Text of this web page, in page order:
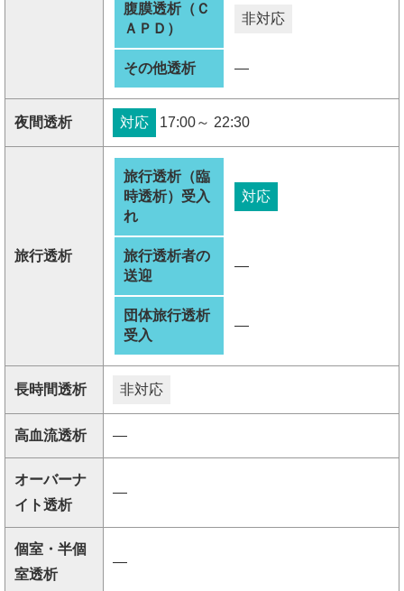
腹膜透析（Ｃ
ＡＰＤ）
非対応
その他透析 ―
夜間透析 対応 17:00～ 22:30
旅行透析
旅行透析（臨
時透析）受入
れ
対応
旅行透析者の
送迎
―
団体旅行透析
受入
―
長時間透析 非対応
高血流透析 ―
オーバーナ
イト透析
―
個室・半個
室透析
―